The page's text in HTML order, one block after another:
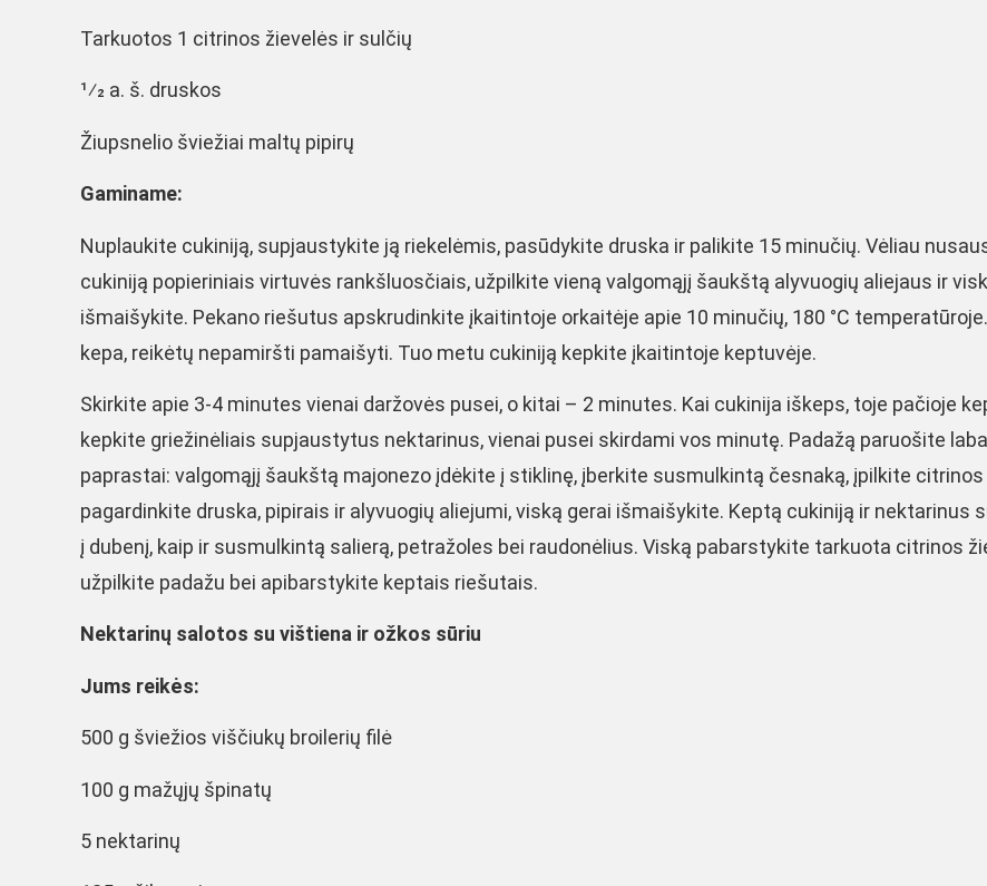
Tarkuotos 1 citrinos žievelės ir sulčių
1⁄2 a. š. druskos
Žiupsnelio šviežiai maltų pipirų
Gaminame:
Nuplaukite cukiniją, supjaustykite ją riekelėmis, pasūdykite druska ir palikite 15 minučių. Vėliau
cukiniją popieriniais virtuvės rankšluosčiais, užpilkite vieną valgomąjį šaukštą alyvuogių aliejaus ir
išmaišykite. Pekano riešutus apskrudinkite įkaitintoje orkaitėje apie 10 minučių, 180 °C
kepa, reikėtų nepamiršti pamaišyti. Tuo metu cukiniją kepkite įkaitintoje keptuvėje.
Skirkite apie 3-4 minutes vienai daržovės pusei, o kitai – 2 minutes. Kai cukinija iškeps, toje pačioje
kepkite griežinėliais supjaustytus nektarinus, vienai pusei skirdami vos minutę. Padažą paruošite
paprastai: valgomąjį šaukštą majonezo įdėkite į stiklinę, įberkite susmulkintą česnaką, įpilkite
pagardinkite druska, pipirais ir alyvuogių aliejumi, viską gerai išmaišykite. Keptą cukiniją ir nektarinus
į dubenį, kaip ir susmulkintą salierą, petražoles bei raudonėlius. Viską pabarstykite tarkuota citrinos
užpilkite padažu bei apibarstykite keptais riešutais.
Nektarinų salotos su vištiena ir ožkos sūriu
Jums reikės:
500 g šviežios viščiukų broilerių filė
100 g mažųjų špinatų
5 nektarinų